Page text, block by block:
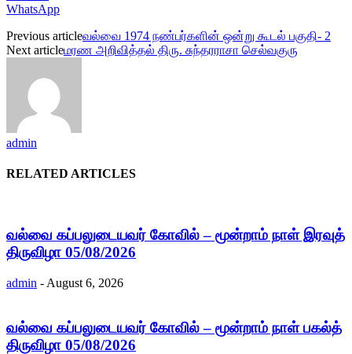
WhatsApp
Previous articleவல்வை 1974 நண்பர்களின் ஒன்று கூடல் பகுதி- 2
Next articleமரண அறிவித்தல் திரு. சுந்தரராசா செல்வகுரு
admin
RELATED ARTICLES
வல்வை கப்பலுடையவர் கோவில் – மூன்றாம் நாள் இரவுத்
திருவிழா 05/08/2026
admin - August 6, 2026
வல்வை கப்பலுடையவர் கோவில் – மூன்றாம் நாள் பகல்த்
திருவிழா 05/08/2026